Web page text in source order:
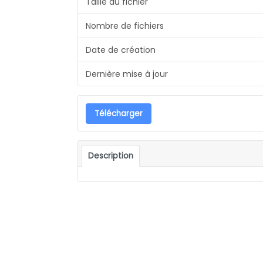
Nombre de fichiers
Date de création
Dernière mise à jour
Télécharger
Description